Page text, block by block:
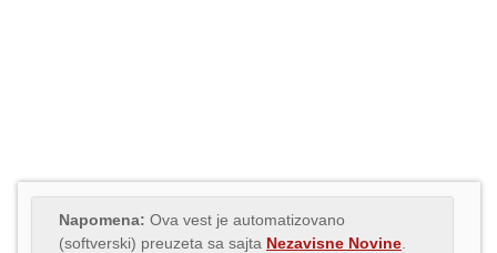
Napomena: Ova vest je automatizovano
(softverski) preuzeta sa sajta Nezavisne Novine